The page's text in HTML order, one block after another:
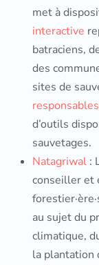
met à
interactive
batraciens,
des
sites de
d’outils
sauvetages.
Natagriwal :
conseiller et
au sujet du
climatique,
la plantation